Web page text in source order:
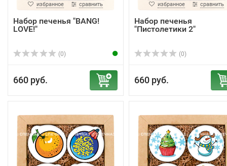
избранное сравнить
Набор печенья "BANG!
LOVE!"
(0)
660 руб.
избранное сравнить
Набор печенья
"Пистолетики 2"
(0)
660 руб.